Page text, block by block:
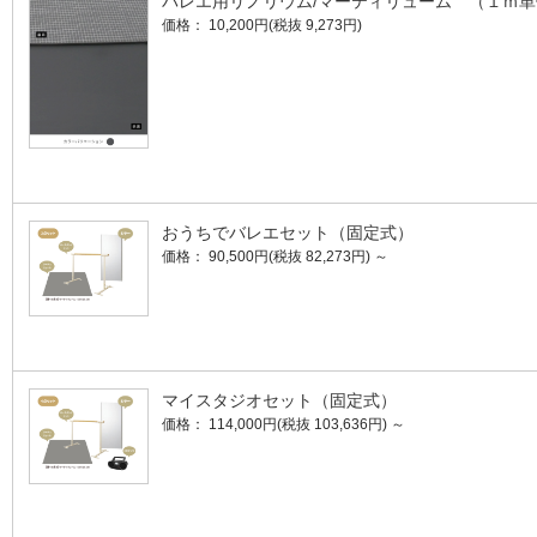
価格： 10,200円(税抜 9,273円)
おうちでバレエセット（固定式）
価格： 90,500円(税抜 82,273円) ～
マイスタジオセット（固定式）
価格： 114,000円(税抜 103,636円) ～